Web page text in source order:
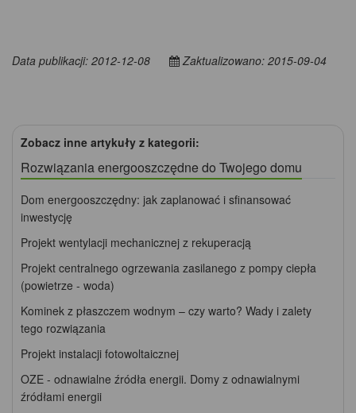
Data publikacji: 2012-12-08 Zaktualizowano: 2015-09-04
Zobacz inne artykuły z kategorii:
Rozwiązania energooszczędne do Twojego domu
Dom energooszczędny: jak zaplanować i sfinansować
inwestycję
Projekt wentylacji mechanicznej z rekuperacją
Projekt centralnego ogrzewania zasilanego z pompy ciepła
(powietrze - woda)
Kominek z płaszczem wodnym – czy warto? Wady i zalety
tego rozwiązania
Projekt instalacji fotowoltaicznej
OZE - odnawialne źródła energii. Domy z odnawialnymi
źródłami energii